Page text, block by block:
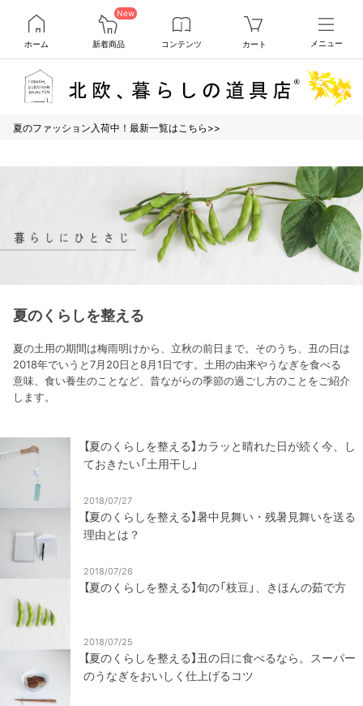
ホーム
New
新着商品 コンテンツ カート メニュー
夏のファッション入荷中！最新一覧はこちら>>
夏のくらしを整える
夏の土用の期間は梅雨明けから、立秋の前日まで。そのうち、丑の日は
2018年でいうと7月20日と8月1日です。土用の由来やうなぎを食べる
意味、食い養生のことなど、昔ながらの季節の過ごし方のことをご紹介
します。
【夏のくらしを整える】カラッと晴れた日が続く今、し
ておきたい「土用干し」
2018/07/27
【夏のくらしを整える】暑中見舞い・残暑見舞いを送る
理由とは？
2018/07/26
【夏のくらしを整える】旬の「枝豆」、きほんの茹で方
2018/07/25
【夏のくらしを整える】丑の日に食べるなら。スーパー
のうなぎをおいしく仕上げるコツ